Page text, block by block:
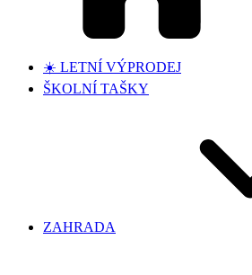
☀️ LETNÍ VÝPRODEJ
ŠKOLNÍ TAŠKY
ZAHRADA